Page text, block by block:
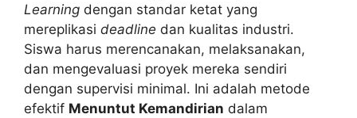
Learning dengan standar ketat yang
mereplikasi deadline dan kualitas industri.
Siswa harus merencanakan, melaksanakan,
dan mengevaluasi proyek mereka sendiri
dengan supervisi minimal. Ini adalah metode
efektif Menuntut Kemandirian dalam